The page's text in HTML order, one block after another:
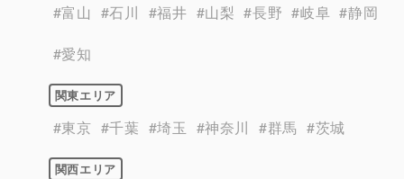
#富山 #石川 #福井 #山梨 #長野 #岐阜 #静岡
#愛知
関東エリア
#東京 #千葉 #埼玉 #神奈川 #群馬 #茨城
関西エリア